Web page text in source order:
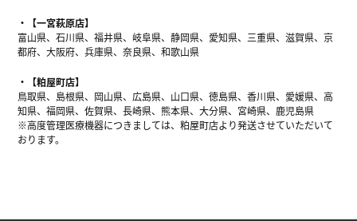
【一宮萩原店】
富山県、石川県、福井県、岐阜県、静岡県、愛知県、三重県、滋賀県、京
都府、大阪府、兵庫県、奈良県、和歌山県
【粕屋町店】
鳥取県、島根県、岡山県、広島県、山口県、徳島県、香川県、愛媛県、高
知県、福岡県、佐賀県、長崎県、熊本県、大分県、宮崎県、鹿児島県
※高度管理医療機器につきましては、粕屋町店より発送させていただいて
おります。